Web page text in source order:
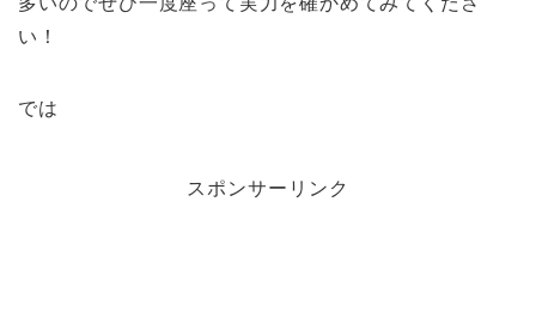
い！
では
スポンサーリンク